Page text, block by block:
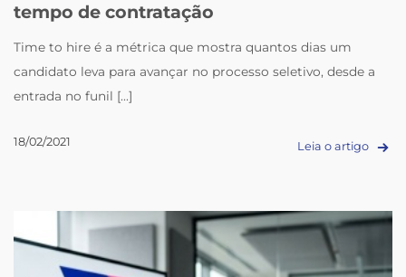
tempo de contratação
Time to hire é a métrica que mostra quantos dias um
candidato leva para avançar no processo seletivo, desde a
entrada no funil [...]
18/02/2021 Leia o artigo